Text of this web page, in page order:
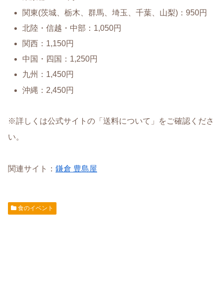
関東(茨城、栃木、群馬、埼玉、千葉、山梨)：950円
北陸・信越・中部：1,050円
関西：1,150円
中国・四国：1,250円
九州：1,450円
沖縄：2,450円
※詳しくは公式サイトの「送料について」をご確認くださ
い。
関連サイト： 鎌倉 豊島屋
食のイベント